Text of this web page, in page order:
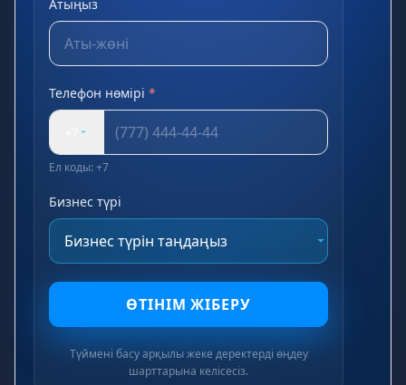
Атыңыз
Телефон нөмірі *
Ел коды: +7
Бизнес түрі
ӨТІНІМ ЖІБЕРУ
Түймені басу арқылы жеке деректерді өңдеу
шарттарына келісесіз.